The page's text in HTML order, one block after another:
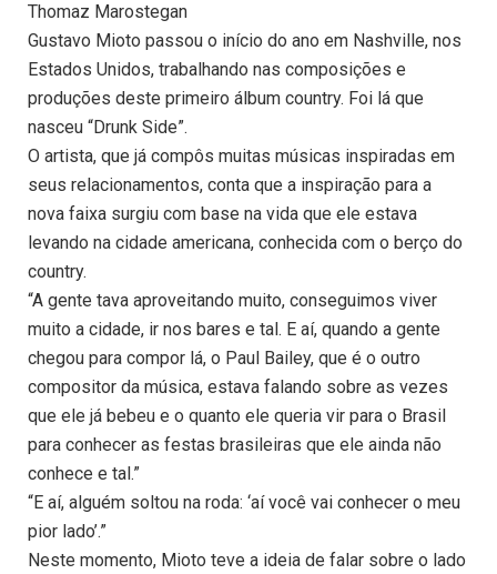
Thomaz Marostegan
Gustavo Mioto passou o início do ano em Nashville, nos
Estados Unidos, trabalhando nas composições e
produções deste primeiro álbum country. Foi lá que
nasceu “Drunk Side”.
O artista, que já compôs muitas músicas inspiradas em
seus relacionamentos, conta que a inspiração para a
nova faixa surgiu com base na vida que ele estava
levando na cidade americana, conhecida com o berço do
country.
“A gente tava aproveitando muito, conseguimos viver
muito a cidade, ir nos bares e tal. E aí, quando a gente
chegou para compor lá, o Paul Bailey, que é o outro
compositor da música, estava falando sobre as vezes
que ele já bebeu e o quanto ele queria vir para o Brasil
para conhecer as festas brasileiras que ele ainda não
conhece e tal.”
“E aí, alguém soltou na roda: ‘aí você vai conhecer o meu
pior lado’.”
Neste momento, Mioto teve a ideia de falar sobre o lado